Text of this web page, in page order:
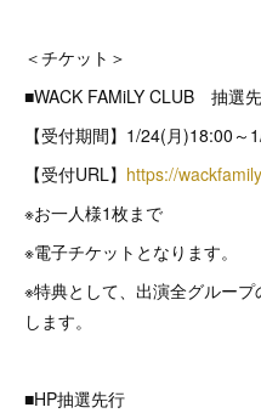
＜チケット＞
■WACK FAMiLY CLUB 抽選
【受付期間】1/24(月)18:00～
【受付URL】 https://
※お一人様1枚まで
※電子チケットとなります。
※特典として、出演全グルー
します。
■HP抽選先行